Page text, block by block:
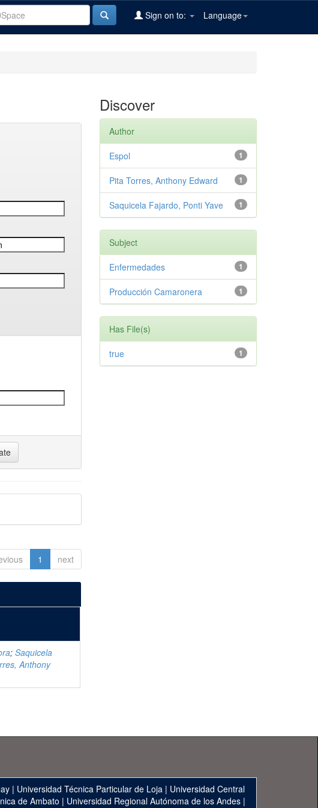
Language
Sign on to:
1 next
;Saquicela
Anthony
Discover
Author
1
Espol
1
Pita Torres, Anthony Edward
1
Saquicela Fajardo, Ponti Yave
Subject
1
Enfermedades
1
Producción Camaronera
Has File(s)
1
true
| Universidad Técnica Particular de Loja | Universidad Central
de Ambato | Universidad Regional Autónoma de los Andes|